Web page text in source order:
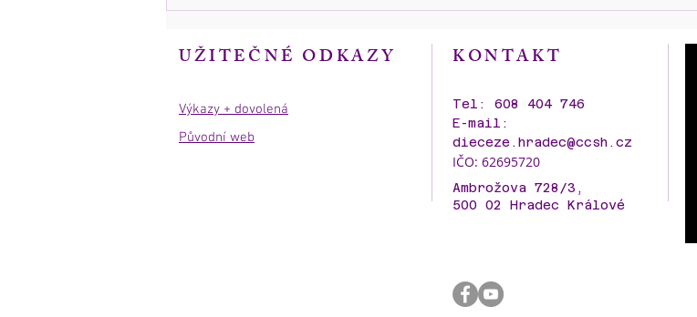
kolem roku stavby i v průběhu
nového modelu p. Pavla
Šťastného.
UŽITEČNÉ ODKAZY
Výkazy + dovolená
Původní web
KONTAKT
Tel: 608 404 746
E-mail:
dieceze.hradec@ccsh.cz
IČO: 62695720
Ambrožova 728/3,
500 02 Hradec Králové